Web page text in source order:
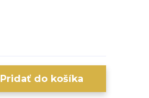
Pridať do košíka